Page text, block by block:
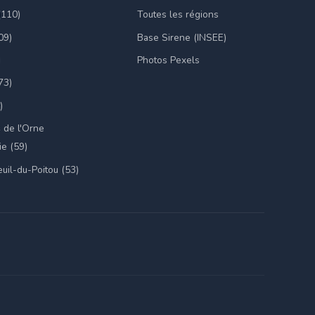
de l'Orne
(59)
du-Poitou (53)
Toutes les régions
Base Sirene (INSEE)
Photos Pexels